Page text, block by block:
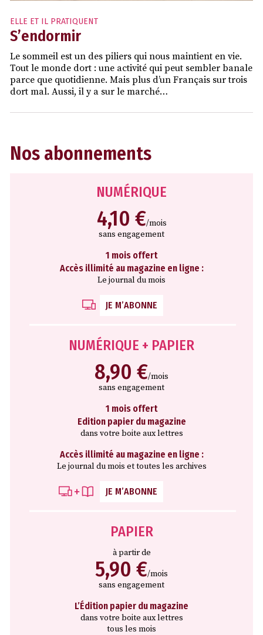
ELLE ET IL PRATIQUENT
S’endormir
Le sommeil est un des piliers qui nous maintient en vie.
Tout le monde dort : une activité qui peut sembler banale
parce que quotidienne. Mais plus d’un Français sur trois
dort mal. Aussi, il y a sur le marché…
Nos abonnements
NUMÉRIQUE
4,10 €/mois
sans engagement
1 mois offert
Accès illimité au magazine en ligne :
Le journal du mois
JE M’ABONNE
NUMÉRIQUE + PAPIER
8,90 €/mois
sans engagement
1 mois offert
Edition papier du magazine
dans votre boite aux lettres
Accès illimité au magazine en ligne :
Le journal du mois et toutes les archives
JE M’ABONNE
PAPIER
à partir de
5,90 €/mois
sans engagement
L’Édition papier du magazine
dans votre boite aux lettres
tous les mois